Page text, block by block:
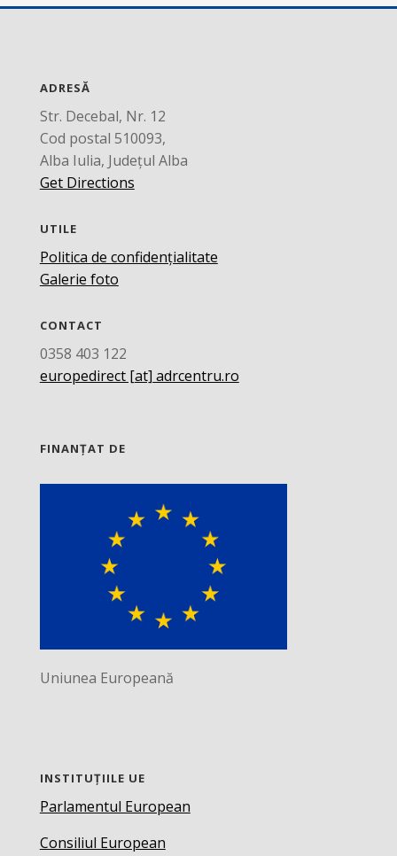
ADRESĂ
Str. Decebal, Nr. 12
Cod postal 510093,
Alba Iulia, Județul Alba
Get Directions
UTILE
Politica de confidențialitate
Galerie foto
CONTACT
0358 403 122
europedirect [at] adrcentru.ro
FINANȚAT DE
Uniunea Europeană
INSTITUȚIILE UE
Parlamentul European
Consiliul European